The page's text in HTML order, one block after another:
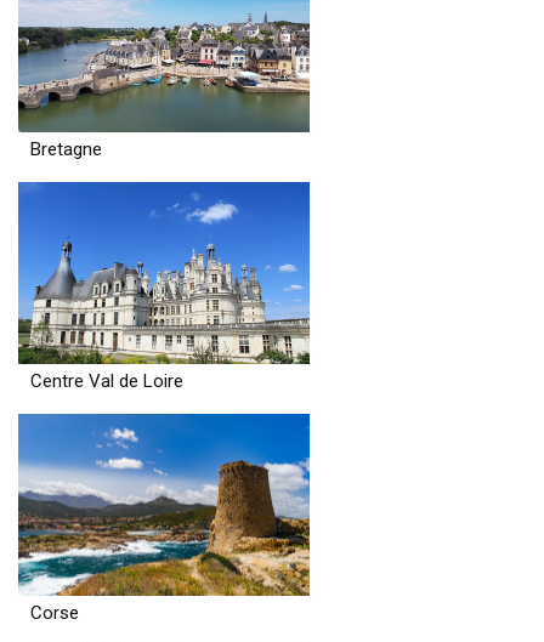
Bretagne
Centre Val de Loire
Corse